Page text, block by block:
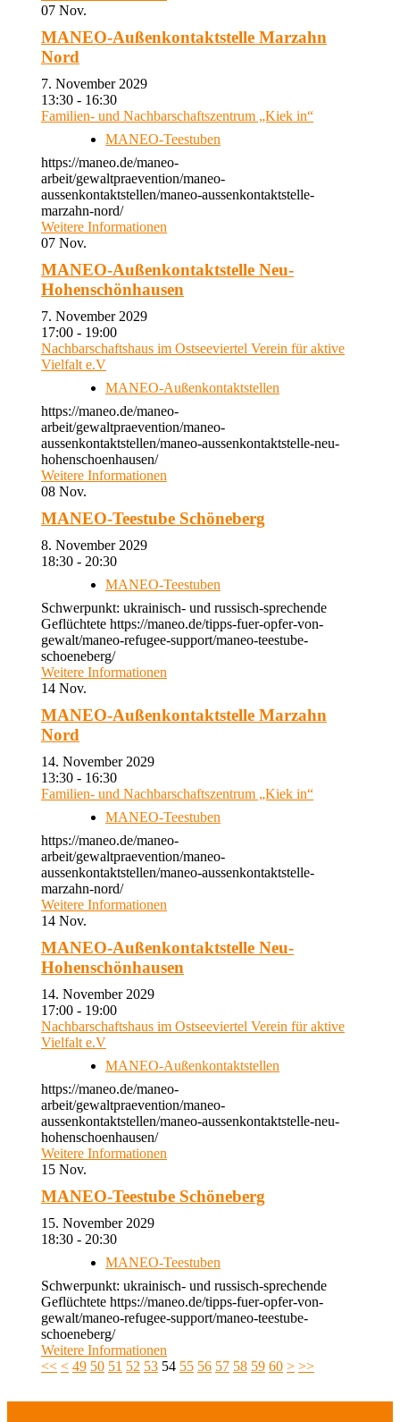
07 Nov.
MANEO-Außenkontaktstelle Marzahn
Nord
7. November 2029
13:30 - 16:30
Familien- und Nachbarschaftszentrum „Kiek in“
MANEO-Teestuben
https://maneo.de/maneo-
arbeit/gewaltpraevention/maneo-
aussenkontaktstellen/maneo-aussenkontaktstelle-
marzahn-nord/
Weitere Informationen
07 Nov.
MANEO-Außenkontaktstelle Neu-
Hohenschönhausen
7. November 2029
17:00 - 19:00
Nachbarschaftshaus im Ostseeviertel Verein für aktive
Vielfalt e.V
MANEO-Außenkontaktstellen
https://maneo.de/maneo-
arbeit/gewaltpraevention/maneo-
aussenkontaktstellen/maneo-aussenkontaktstelle-neu-
hohenschoenhausen/
Weitere Informationen
08 Nov.
MANEO-Teestube Schöneberg
8. November 2029
18:30 - 20:30
MANEO-Teestuben
Schwerpunkt: ukrainisch- und russisch-sprechende
Geflüchtete https://maneo.de/tipps-fuer-opfer-von-
gewalt/maneo-refugee-support/maneo-teestube-
schoeneberg/
Weitere Informationen
14 Nov.
MANEO-Außenkontaktstelle Marzahn
Nord
14. November 2029
13:30 - 16:30
Familien- und Nachbarschaftszentrum „Kiek in“
MANEO-Teestuben
https://maneo.de/maneo-
arbeit/gewaltpraevention/maneo-
aussenkontaktstellen/maneo-aussenkontaktstelle-
marzahn-nord/
Weitere Informationen
14 Nov.
MANEO-Außenkontaktstelle Neu-
Hohenschönhausen
14. November 2029
17:00 - 19:00
Nachbarschaftshaus im Ostseeviertel Verein für aktive
Vielfalt e.V
MANEO-Außenkontaktstellen
https://maneo.de/maneo-
arbeit/gewaltpraevention/maneo-
aussenkontaktstellen/maneo-aussenkontaktstelle-neu-
hohenschoenhausen/
Weitere Informationen
15 Nov.
MANEO-Teestube Schöneberg
15. November 2029
18:30 - 20:30
MANEO-Teestuben
Schwerpunkt: ukrainisch- und russisch-sprechende
Geflüchtete https://maneo.de/tipps-fuer-opfer-von-
gewalt/maneo-refugee-support/maneo-teestube-
schoeneberg/
Weitere Informationen
<< < 49 50 51 52 53 54 55 56 57 58 59 60 > >>